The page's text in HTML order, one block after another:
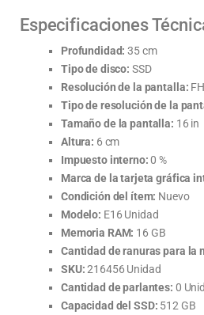
Especificaciones
Profundidad: 35 cm
Tipo de disco: SSD
Resolución de la pantalla:
Tipo de resolución de la
Tamaño de la pantalla: 16 in
Altura: 6 cm
Impuesto interno:0 %
Marca de la tarjeta gráfica
Condición del ítem: Nuevo
Modelo: E16 Unidad
Memoria RAM: 16 GB
Cantidad de ranuras para la
SKU:216456 Unidad
Cantidad de parlantes: 0
Capacidad del SSD: 512 GB